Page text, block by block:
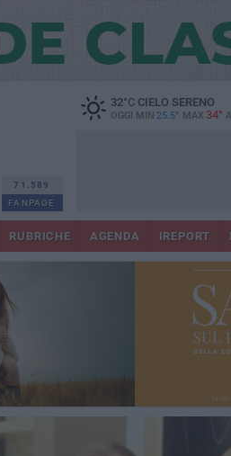
71.589
FANPAGE
32°CCIELO SERENO
OGGI MIN 25.5° MAX 34° A
RUBRICHE AGENDA IREPORT